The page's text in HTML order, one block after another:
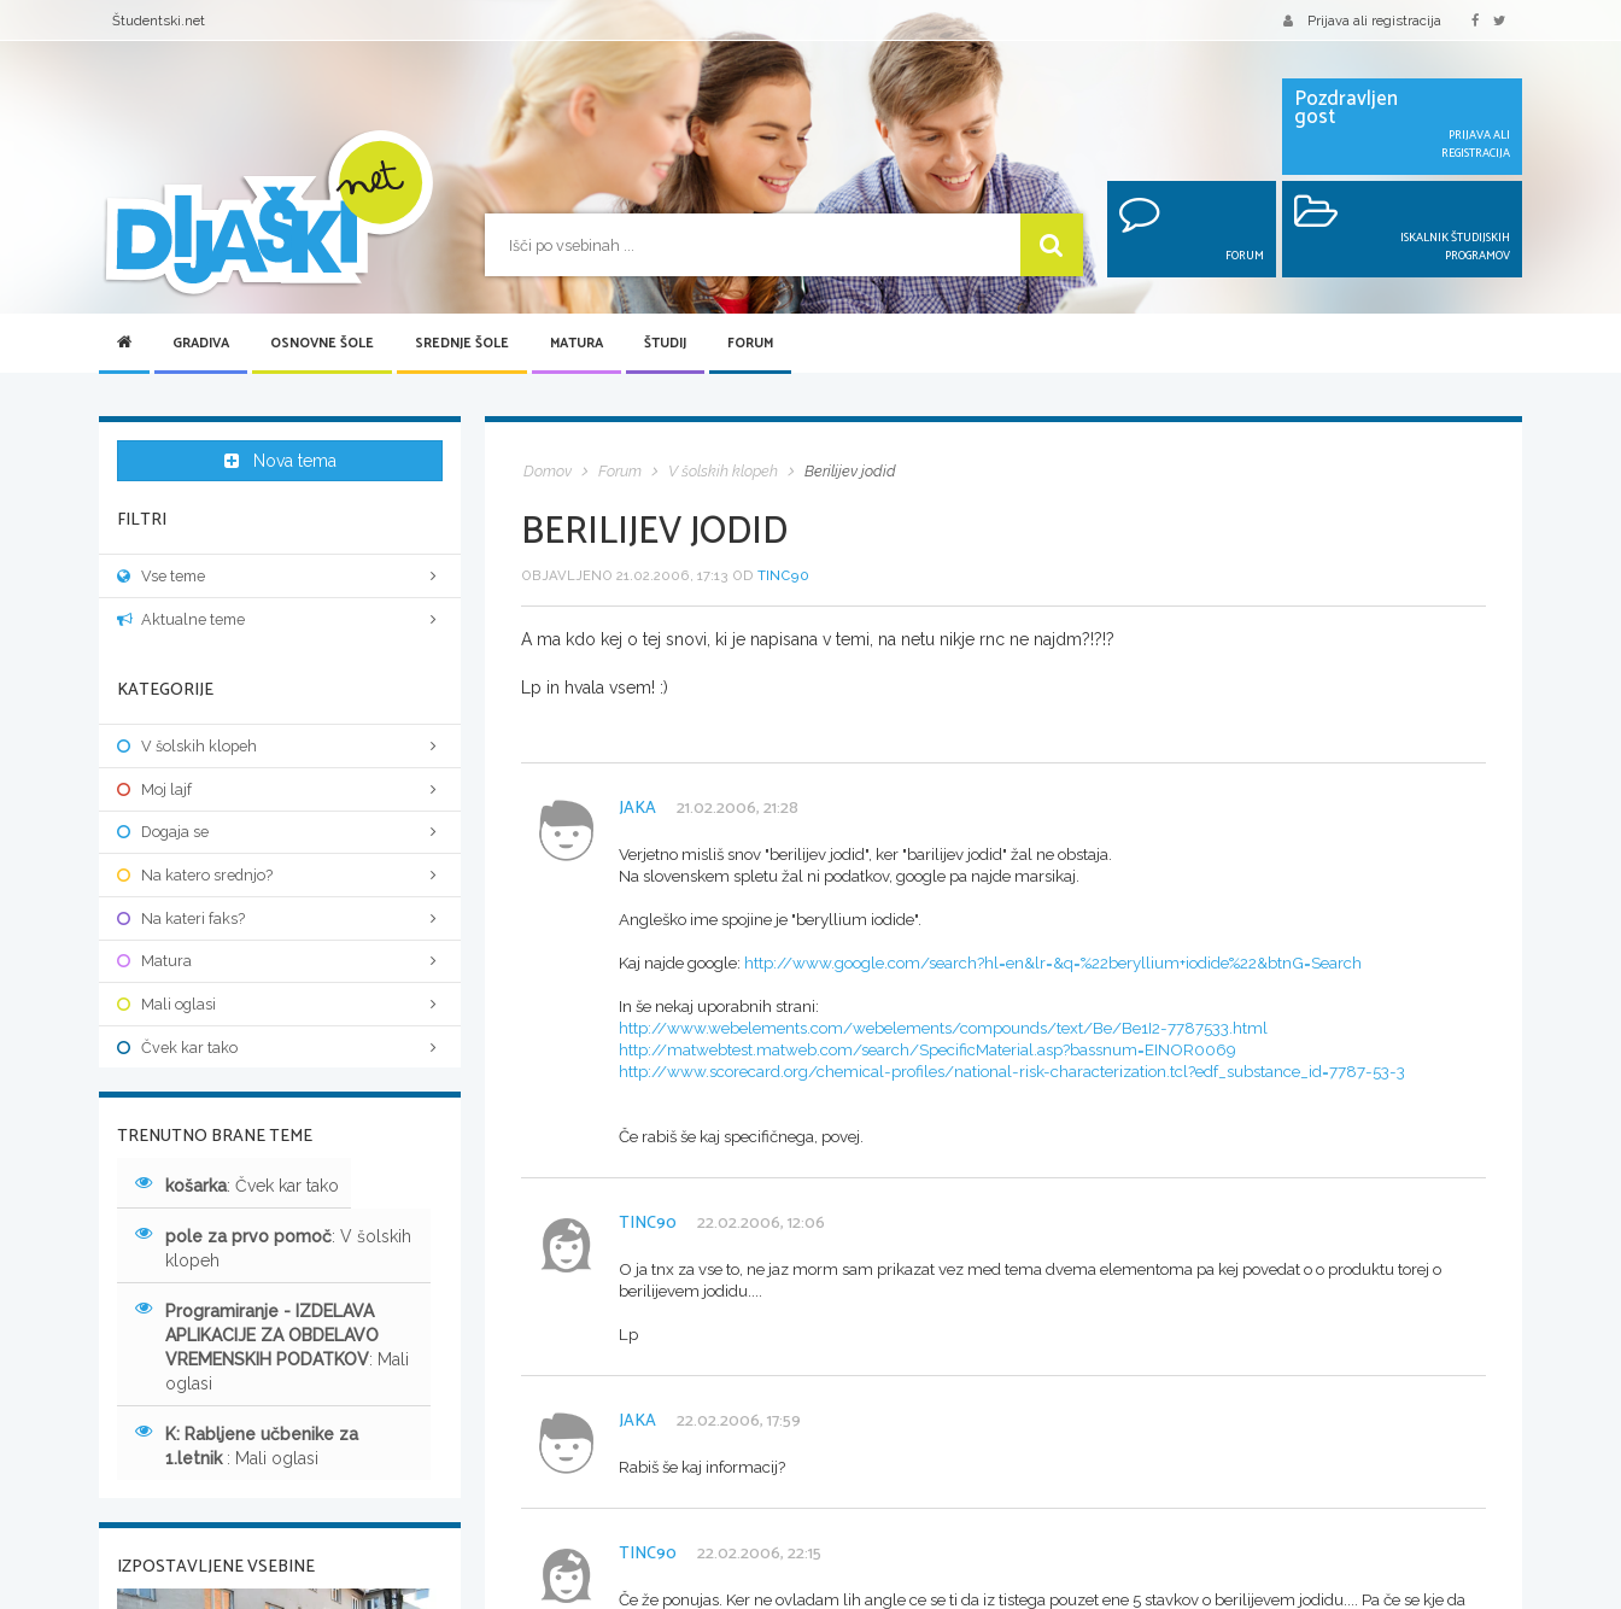
Študentski.net Prijava ali registracija
Pozdravljen
gost
PRIJAVA ALI
REGISTRACIJA
FORUM
ISKALNIK ŠTUDIJSKIH
PROGRAMOV
GRADIVA OSNOVNE ŠOLE SREDNJE ŠOLE MATURA ŠTUDIJ FORUM
Domov Forum V šolskih klopeh Berilijev jodid
BERILIJEV JODID
OBJAVLJENO 21.02.2006, 17:13 OD TINC90
A ma kdo kej o tej snovi, ki je napisana v temi, na netu nikje rnc ne najdm?!?!?
Lp in hvala vsem! :)
JAKA 21.02.2006, 21:28
Verjetno misliš snov "berilijev jodid", ker "barilijev jodid" žal ne obstaja.
Na slovenskem spletu žal ni podatkov, google pa najde marsikaj.
Angleško ime spojine je "beryllium iodide".
Kaj najde google: http://www.google.com/search?hl=en&lr=&q=%22beryllium+iodide%22&btnG=Search
In še nekaj uporabnih strani:
http://www.webelements.com/webelements/compounds/text/Be/Be1I2-7787533.html
http://matwebtest.matweb.com/search/SpecificMaterial.asp?bassnum=EINOR0069
http://www.scorecard.org/chemical-profiles/national-risk-characterization.tcl?edf_substance_id=7787-53-3
Če rabiš še kaj specifičnega, povej.
TINC90 22.02.2006, 12:06
O ja tnx za vse to, ne jaz morm sam prikazat vez med tema dvema elementoma pa kej povedat o o produktu torej o
berilijevem jodidu....
Lp
JAKA 22.02.2006, 17:59
Rabiš še kaj informacij?
TINC90 22.02.2006, 22:15
Če že ponujas. Ker ne ovladam lih angle ce se ti da iz tistega pouzet ene 5 stavkov o berilijevem jodidu.... Pa če se kje da
Nova tema
FILTRI
Vse teme
Aktualne teme
KATEGORIJE
V šolskih klopeh
Moj lajf
Dogaja se
Na katero srednjo?
Na kateri faks?
Matura
Mali oglasi
Čvek kar tako
TRENUTNO BRANE TEME
košarka: Čvek kar tako
pole za prvo pomoč: V šolskih
klopeh
Programiranje - IZDELAVA
APLIKACIJE ZA OBDELAVO
VREMENSKIH PODATKOV: Mali
oglasi
K: Rabljene učbenike za
1.letnik : Mali oglasi
IZPOSTAVLJENE VSEBINE